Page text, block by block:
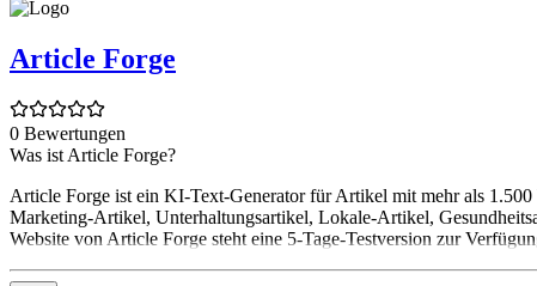
Article Forge
0 Bewertungen
Was ist Article Forge?
Article Forge ist ein KI-Text-Generator für Artikel mit mehr als
Marketing-Artikel, Unterhaltungsartikel, Lokale-Artikel,
Website von Article Forge steht eine 5-Tage-Testversion zur